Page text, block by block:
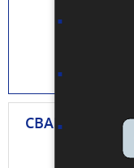
CBAM